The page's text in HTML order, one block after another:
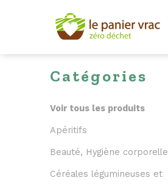
Catégories
Voir tous les produits
Apéritifs
Beauté, Hygiène corporelle
Céréales légumineuses et